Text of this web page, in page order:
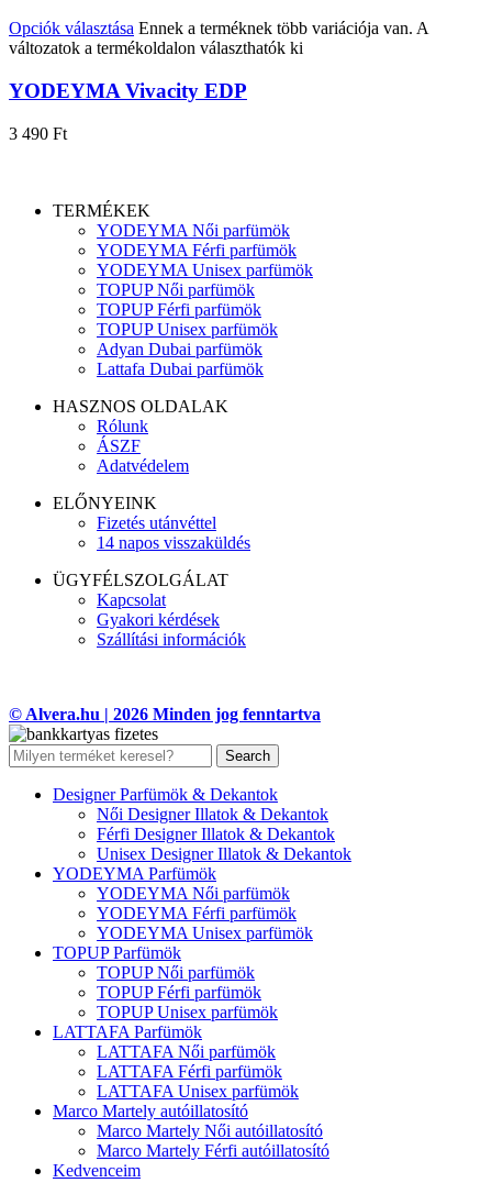
Opciók választása Ennek a terméknek több variációja van. A
változatok a termékoldalon választhatók ki
YODEYMA Vivacity EDP
3 490 Ft
TERMÉKEK
YODEYMA Női parfümök
YODEYMA Férfi parfümök
YODEYMA Unisex parfümök
TOPUP Női parfümök
TOPUP Férfi parfümök
TOPUP Unisex parfümök
Adyan Dubai parfümök
Lattafa Dubai parfümök
HASZNOS OLDALAK
Rólunk
ÁSZF
Adatvédelem
ELŐNYEINK
Fizetés utánvéttel
14 napos visszaküldés
ÜGYFÉLSZOLGÁLAT
Kapcsolat
Gyakori kérdések
Szállítási információk
© Alvera.hu | 2026 Minden jog fenntartva
Search
Designer Parfümök & Dekantok
Női Designer Illatok & Dekantok
Férfi Designer Illatok & Dekantok
Unisex Designer Illatok & Dekantok
YODEYMA Parfümök
YODEYMA Női parfümök
YODEYMA Férfi parfümök
YODEYMA Unisex parfümök
TOPUP Parfümök
TOPUP Női parfümök
TOPUP Férfi parfümök
TOPUP Unisex parfümök
LATTAFA Parfümök
LATTAFA Női parfümök
LATTAFA Férfi parfümök
LATTAFA Unisex parfümök
Marco Martely autóillatosító
Marco Martely Női autóillatosító
Marco Martely Férfi autóillatosító
Kedvenceim